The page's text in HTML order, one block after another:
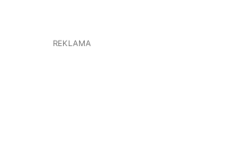
REKLAMA